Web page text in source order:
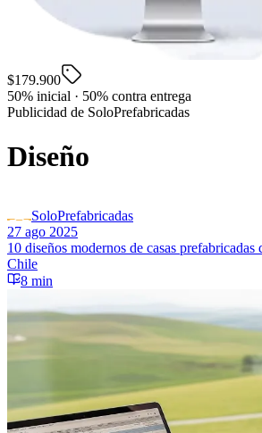
$179.900
50% inicial · 50% contra entrega
Publicidad de SoloPrefabricadas
Diseño
SoloPrefabricadas
27 ago 2025
10 diseños modernos de casas prefabricadas
Chile
8 min